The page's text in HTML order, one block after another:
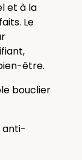
et à la
Le
être.
bouclier
anti-